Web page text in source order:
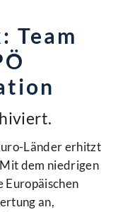
Team
Länder erhitzt
dem niedrigen
Europäischen
an,